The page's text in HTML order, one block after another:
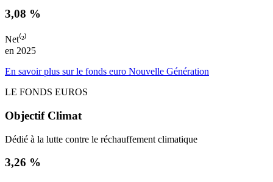
3,08 %
Net⁽²⁾
en 2025
En savoir plus sur le fonds euro Nouvelle Génération
LE FONDS EUROS
Objectif Climat
Dédié à la lutte contre le réchauffement climatique
3,26 %